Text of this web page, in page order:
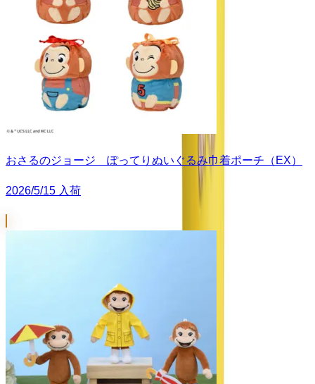
おさるのジョージ ぽってりぬいぐるみ巾着ポーチ（EX）
2026/5/15 入荷